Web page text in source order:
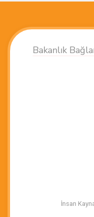
Bakanlık
İnsan